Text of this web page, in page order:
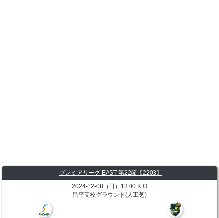
プレミアリーグ EAST 第22節【2203】
2024-12-08（ 日 ）13:00 K.O
昌平高校グラウンド(人工芝)